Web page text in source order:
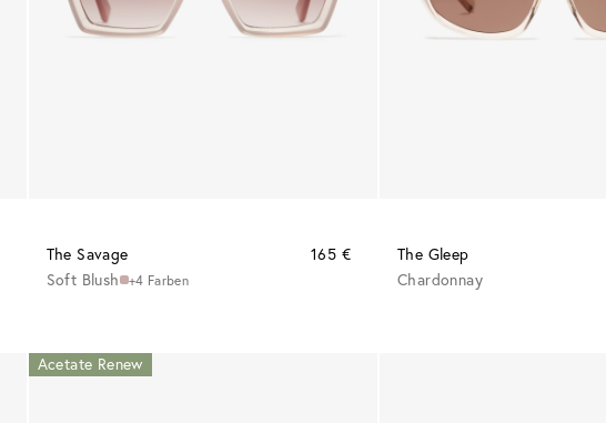
The Savage
165 €
Soft Blush
+4 Farben
The Gleep
Chardonnay
Acetate Renew